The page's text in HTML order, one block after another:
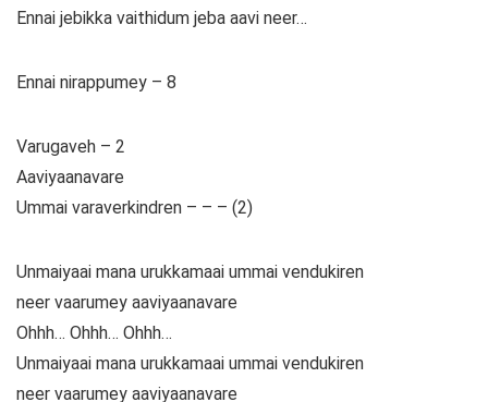
Ennai jebikka vaithidum jeba aavi neer…
Ennai nirappumey – 8
Varugaveh – 2
Aaviyaanavare
Ummai varaverkindren – – – (2)
Unmaiyaai mana urukkamaai ummai vendukiren
neer vaarumey aaviyaanavare
Ohhh… Ohhh… Ohhh…
Unmaiyaai mana urukkamaai ummai vendukiren
neer vaarumey aaviyaanavare